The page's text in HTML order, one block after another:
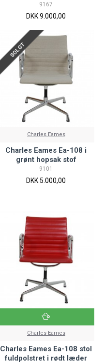
9167
DKK 9.000,00
SOLGT
Charles Eames
Charles Eames Ea-108 i
grønt hopsak stof
9101
DKK 5.000,00
Charles Eames
Charles Eames Ea-108 stol
fuldpolstret i rødt læder